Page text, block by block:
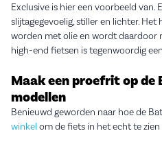
Exclusive is hier een voorbeeld van.
slijtagegevoelig, stiller en lichter.
worden met olie en wordt daardoor
high-end fietsen is tegenwoordig
Maak een proefrit op de
modellen
Benieuwd geworden naar hoe de
winkel om de fiets in het echt te